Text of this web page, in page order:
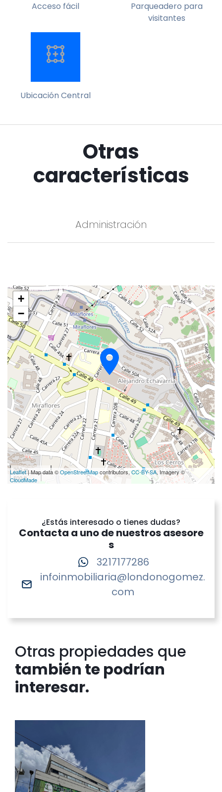
Acceso fácil
Parqueadero para
visitantes
Ubicación Central
Otras
características
Administración
+
−
200 m
500 ft
Leaflet| Map data ©OpenStreetMapcontributors, CC-BY-SA, Imagery ©
CloudMade
¿Estás interesado o tienes dudas?
Contacta a uno de nuestros asesore
s
3217177286
infoinmobiliaria@londonogomez.
com
Otras propiedades que
también te podrían
interesar.